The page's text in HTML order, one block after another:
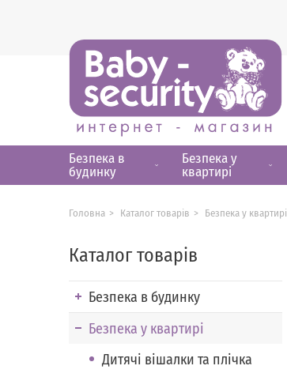
Безпека в
будинку
Безпека у
квартирі
Головна Каталог товарів Безпека у квартирі
Каталог товарів
Безпека в будинку
Безпека у квартирі
Дитячі вішалки та плічка